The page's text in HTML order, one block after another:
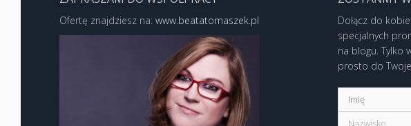
Ofertę znajdziesz na: www.beatatomaszek.pl
Dołącz do
specjalnych
na blogu. Tylko
prosto do